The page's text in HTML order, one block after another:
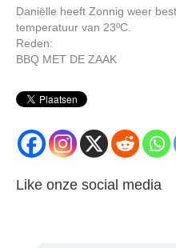
Daniëlle heeft Zonnig weer
temperatuur van 23ºC.
Reden:
BBQ MET DE ZAAK
Like onze social media